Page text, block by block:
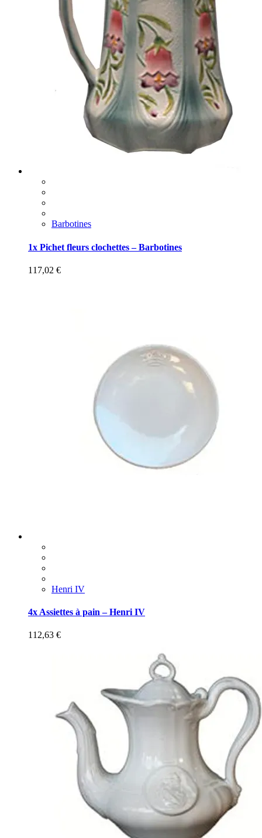
Barbotines
1x Pichet fleurs clochettes – Barbotines
117,02 €
Henri IV
4x Assiettes à pain – Henri IV
112,63 €